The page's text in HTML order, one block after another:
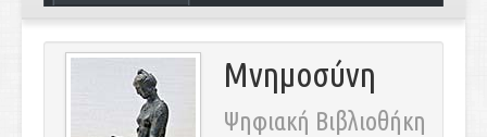
Μνημοσύνη
Ψηφιακή Βιβλιοθήκη